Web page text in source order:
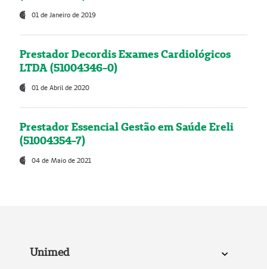
01 de Janeiro de 2019
Prestador Decordis Exames Cardiológicos
LTDA (51004346-0)
01 de Abril de 2020
Prestador Essencial Gestão em Saúde Ereli
(51004354-7)
04 de Maio de 2021
Unimed